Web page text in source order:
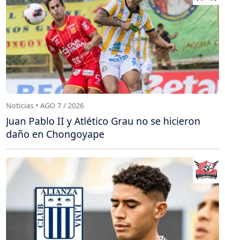
Noticias • AGO 7 / 2026
Juan Pablo II y Atlético Grau no se hicieron
daño en Chongoyape